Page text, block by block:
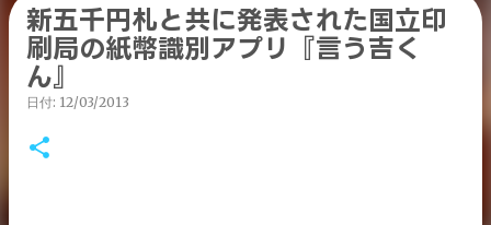
新五千円札と共に発表された国立印
刷局の紙幣識別アプリ『言う吉く
ん』
日付: 12/03/2013